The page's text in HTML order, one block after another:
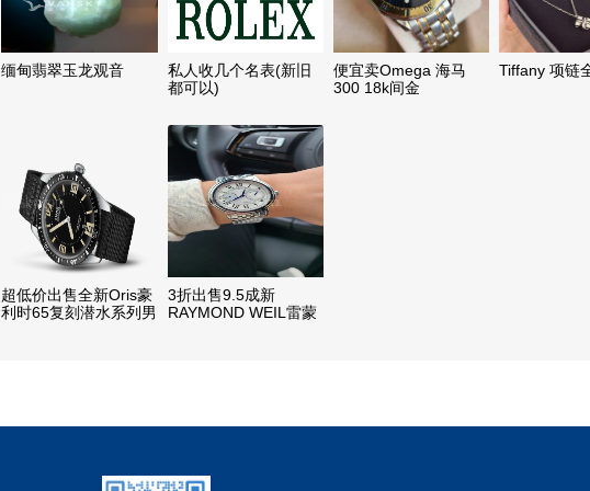
缅甸翡翠玉龙观音
私人收几个名表(新旧
都可以)
便宜卖Omega 海马
300 18k间金
Tiffany 项链
超低价出售全新Oris豪
利时65复刻潜水系列男
3折出售9.5成新
RAYMOND WEIL雷蒙